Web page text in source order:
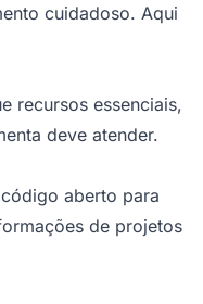
cuidadoso. Aqui
recursos essenciais,
deve atender.
aberto para
de projetos